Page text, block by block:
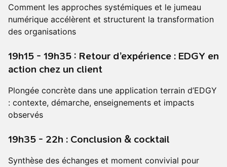
Comment les approches systémiques et le jumeau
numérique accélèrent et structurent la transformation
des organisations
19h15 - 19h35 : Retour d’expérience : EDGY en
action chez un client
Plongée concrète dans une application terrain d’EDGY
: contexte, démarche, enseignements et impacts
observés
19h35 - 22h : Conclusion & cocktail
Synthèse des échanges et moment convivial pour